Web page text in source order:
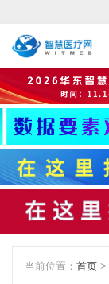
当前位置： 首页 >